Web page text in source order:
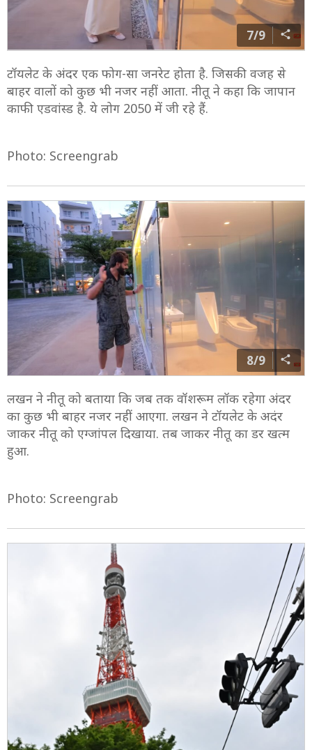
7/9
टॉयलेट के अंदर एक फोग-सा जनरेट होता है. जिसकी वजह से
बाहर वालों को कुछ भी नजर नहीं आता. नीतू ने कहा कि जापान
काफी एडवांस्ड है. ये लोग 2050 में जी रहे हैं.
Photo: Screengrab
8/9
लखन ने नीतू को बताया कि जब तक वॉशरूम लॉक रहेगा अंदर
का कुछ भी बाहर नजर नहीं आएगा. लखन ने टॉयलेट के अदंर
जाकर नीतू को एग्जांपल दिखाया. तब जाकर नीतू का डर खत्म
हुआ.
Photo: Screengrab